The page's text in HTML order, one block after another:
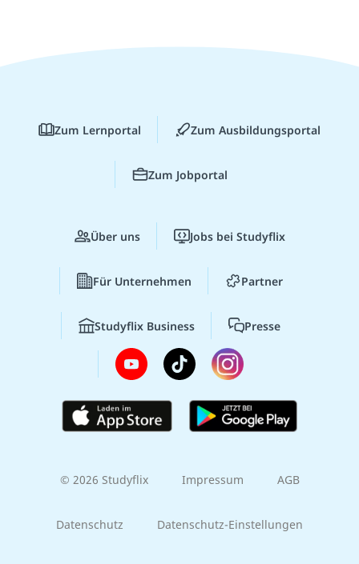
Zum Lernportal Zum Ausbildungsportal
Zum Jobportal
Über uns Jobs bei Studyflix
Für Unternehmen Partner
Studyflix Business Presse
© 2026 Studyflix Impressum AGB
Datenschutz Datenschutz-Einstellungen